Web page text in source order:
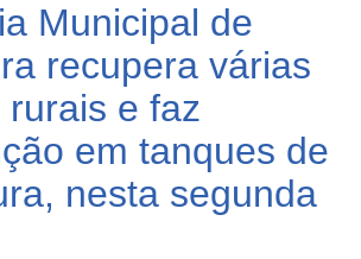
Municipal de
recupera várias
e faz
em tanques de
nesta segunda